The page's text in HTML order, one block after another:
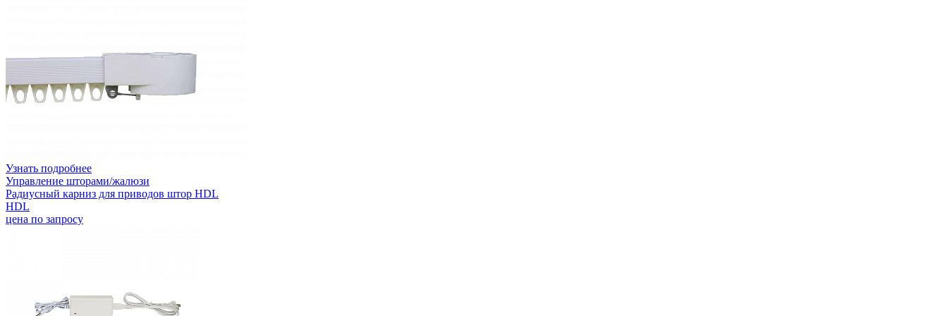
Узнать подробнее
Управление шторами/жалюзи
Радиусный карниз для приводов штор HDL
HDL
цена по запросу